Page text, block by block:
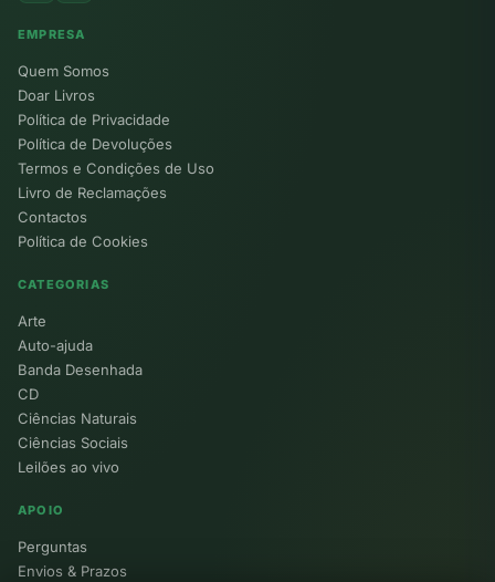
EMPRESA
Quem Somos
Doar Livros
Política de Privacidade
Política de Devoluções
Termos e Condições de Uso
Livro de Reclamações
Contactos
Política de Cookies
CATEGORIAS
Arte
Auto-ajuda
Banda Desenhada
CD
Ciências Naturais
Ciências Sociais
Leilões ao vivo
APOIO
Perguntas
Envios & Prazos